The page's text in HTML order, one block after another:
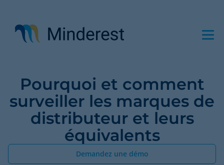
contenu
principal
Pourquoi et comment
surveiller les marques de
distributeur et leurs
équivalents
Demandez une démo